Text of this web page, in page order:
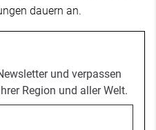
dauern an.
und verpassen
Region und aller Welt.